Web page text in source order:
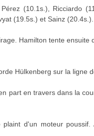
(10.1s.), Ricciardo
(19.5s.) et Sainz (20.4s.).
Hamilton tente
Hülkenberg sur la ligne
part en travers dans la
d'un moteur